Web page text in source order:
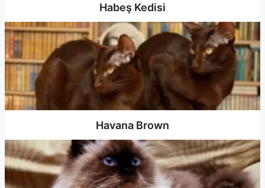
Habeş Kedisi
Havana Brown